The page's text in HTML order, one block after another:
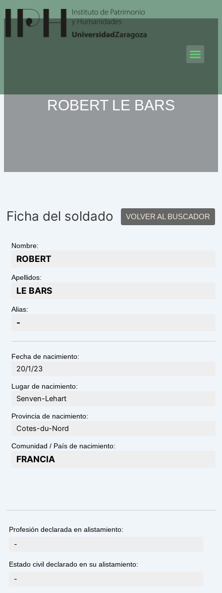
al
contenido
ROBERT LE BARS
Ficha del soldado VOLVER AL BUSCADOR
Nombre:
ROBERT
Apellidos:
LE BARS
Alias:
-
Fecha de nacimiento:
20/1/23
Lugar de nacimiento:
Senven-Lehart
Provincia de nacimiento:
Cotes-du-Nord
Comunidad / País de nacimiento:
FRANCIA
Profesión declarada en alistamiento:
-
Estado civil declarado en su alistamiento:
-